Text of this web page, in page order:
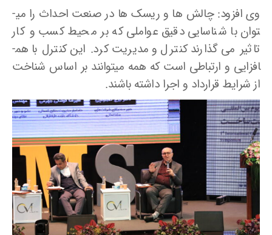
وی افزود: چالش ها و ریسک ­ها در صنعت احداث را می­
توان با شناسایی دقیق عواملی که بر محیط کسب و کار
تاثیر می ­گذارند کنترل و مدیریت کرد. این کنترل با هم­
افزایی و ارتباطی است که همه می­توانند بر اساس شناخت
از شرایط قرارداد و اجرا داشته باشند.